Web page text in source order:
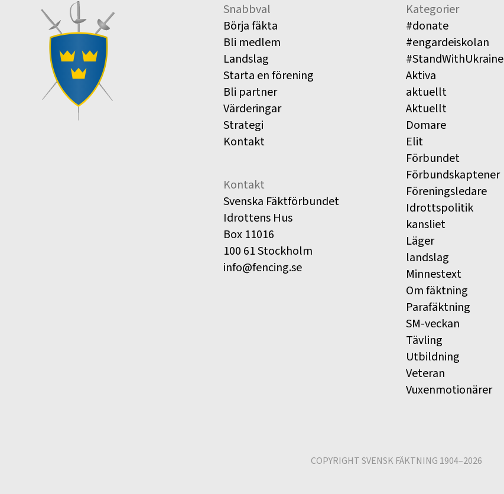
Snabbval
Börja fäkta
Bli medlem
Landslag
Starta en förening
Bli partner
Värderingar
Strategi
Kontakt
Kontakt
Svenska Fäktförbundet
Idrottens Hus
Box 11016
100 61 Stockholm
info@fencing.se
Kategorier
#donate
#engardeiskolan
#StandWithUkraine
Aktiva
aktuellt
Aktuellt
Domare
Elit
Förbundet
Förbundskaptener
Föreningsledare
Idrottspolitik
kansliet
Läger
landslag
Minnestext
Om fäktning
Parafäktning
SM-veckan
Tävling
Utbildning
Veteran
Vuxenmotionärer
COPYRIGHT SVENSK FÄKTNING 1904–2026